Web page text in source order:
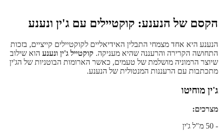
הקסם של הנענע: קוקטיילים עם ג'ין ונענע
הנענע היא אחד מצמחי התבלין האידיאליים לקוקטיילים קייציים, בזכות
התחושה הקרירה והרעננה שהיא מעניקה. קוקטייל ג'ין ונענע הוא שילוב
שיוצר הרמוניה מושלמת של טעמים, כאשר הארומות הבוטניות של הג'ין
מתכתבות עם הרעננות המנטולית של הנענע.
ג'ין מוחיטו
מצרכים:
- 50 מ"ל ג'ין